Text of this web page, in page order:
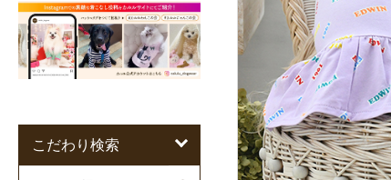
こだわり検索